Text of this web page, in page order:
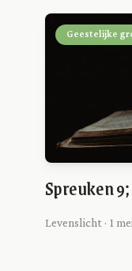
Geestelijke
Spreuken
Levenslicht · 1